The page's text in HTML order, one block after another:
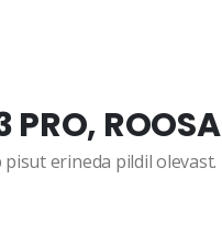
PRO, ROOSA
erineda pildil olevast.